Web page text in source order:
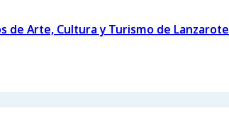
de Arte, Cultura y Turismo de Lanzarote